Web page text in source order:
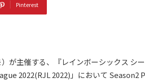
Pinterest
が主催する、『レインボーシックス シ
2022(RJL 2022)」において